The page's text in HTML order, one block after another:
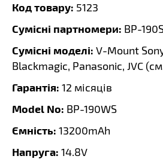
Код товару: 5123
Сумісні партномери: BP-
Сумісні моделі: V-Mount
Blackmagic, Panasonic, JVC (
Гарантія: 12 місяців
Model No: BP-190WS
Ємність: 13200mAh
Напруга: 14.8V